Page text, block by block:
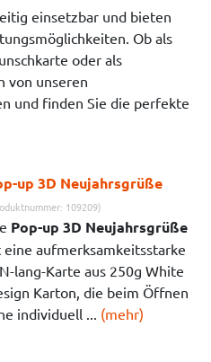
einsetzbar und bieten
Ob als
oder als
von unseren
und finden Sie die perfekte
up 3D Neujahrsgrüße
109209)
Pop-up 3D Neujahrsgrüße
eine aufmerksamkeitsstarke
lang-Karte aus 250g White
Karton, die beim Öffnen
individuell ... (mehr)